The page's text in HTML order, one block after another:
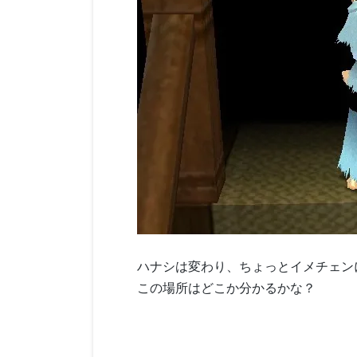
ハナシは変わり、ちょっとイメチェン
この場所はどこか分かるかな？